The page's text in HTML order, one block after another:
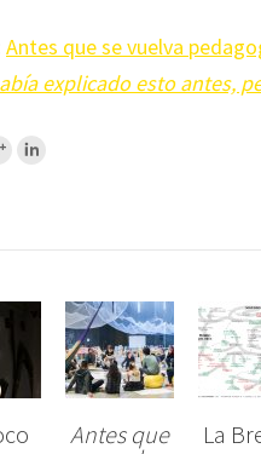
Antes que se vuelva
explicado esto antes,
Antes que
La